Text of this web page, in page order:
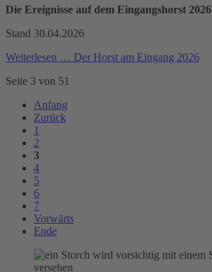
Die Ereignisse auf dem Eingangshorst 2026
Stand 30.04.2026
Weiterlesen … Der Horst am Eingang 2026
Seite 3 von 51
Anfang
Zurück
1
2
3
4
5
6
7
Vorwärts
Ende